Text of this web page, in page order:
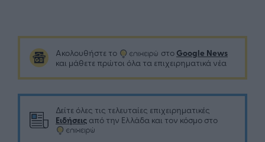
Ακολουθήστε το στο Google News
και μάθετε πρώτοι όλα τα επιχειρηματικά νέα
Δείτε όλες τις τελευταίες επιχειρηματικές
Ειδήσεις από την Ελλάδα και τον κόσμο στο